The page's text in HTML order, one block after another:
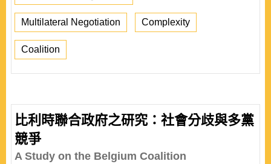
Multilateral Negotiation Complexity
Coalition
比利時聯合政府之研究：社會分歧與多黨
競爭
A Study on the Belgium Coalition